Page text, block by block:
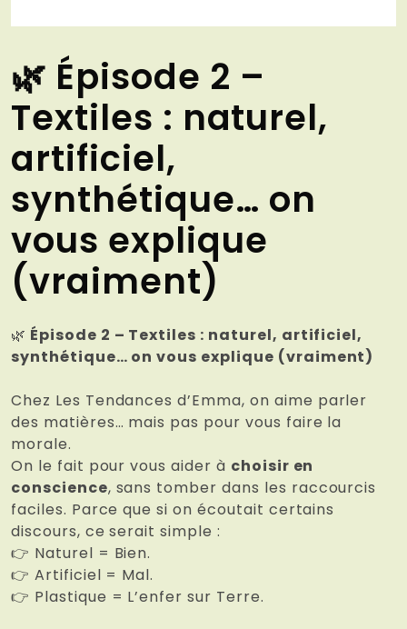
🌿 Épisode 2 –
Textiles : naturel,
artificiel,
synthétique… on
vous explique
(vraiment)
🌿 Épisode 2 – Textiles : naturel, artificiel,
synthétique… on vous explique (vraiment)
Chez Les Tendances d’Emma, on aime parler
des matières… mais pas pour vous faire la
morale.
On le fait pour vous aider à choisir en
conscience, sans tomber dans les raccourcis
faciles. Parce que si on écoutait certains
discours, ce serait simple :
👉 Naturel = Bien.
👉 Artificiel = Mal.
👉 Plastique = L’enfer sur Terre.